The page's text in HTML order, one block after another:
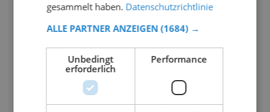
gesammelt haben. Datenschutzrichtlinie
ALLE PARTNER ANZEIGEN (1684) →
Unbedingt
erforderlich
Performance